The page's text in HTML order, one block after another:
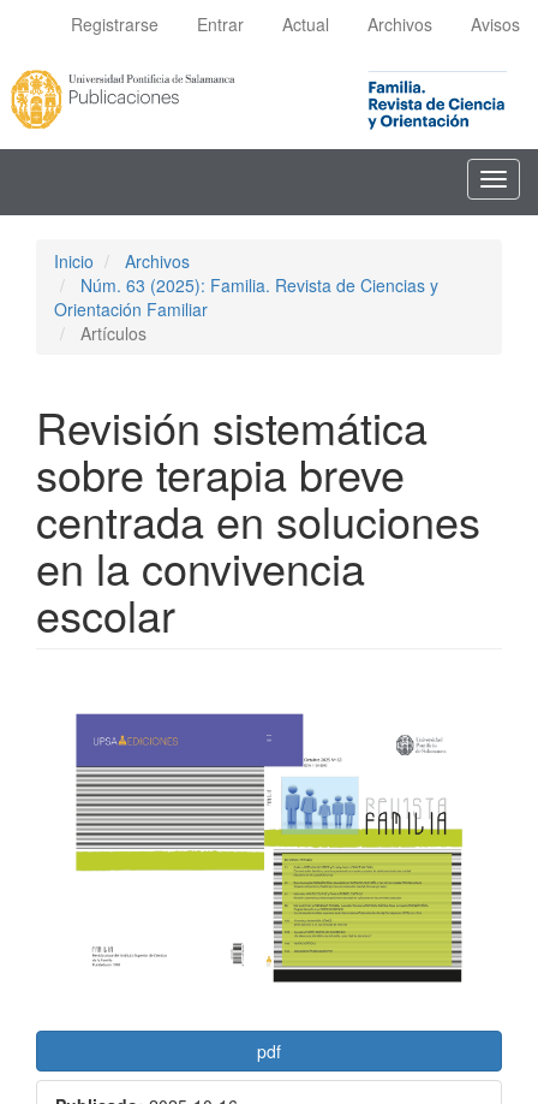
principal
principal
Barra
lateral
Registrarse Entrar Actual Archivos Avisos
Inicio
Archivos
Núm. 63 (2025): Familia. Revista de Ciencias y
Orientación Familiar
Artículos
Revisión sistemática
sobre terapia breve
centrada en soluciones
en la convivencia
escolar
lateral
del
artículo
pdf